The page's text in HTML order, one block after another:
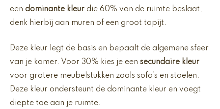
een dominante kleur die 60% van de ruimte beslaat,
denk hierbij aan muren of een groot tapijt.
Deze kleur legt de basis en bepaalt de algemene sfeer
van je kamer. Voor 30% kies je een secundaire kleur
voor grotere meubelstukken zoals sofa’s en stoelen.
Deze kleur ondersteunt de dominante kleur en voegt
diepte toe aan je ruimte.